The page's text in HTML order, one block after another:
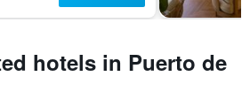
hotels in Puerto de